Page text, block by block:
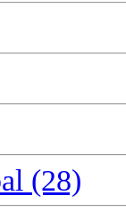
(28)